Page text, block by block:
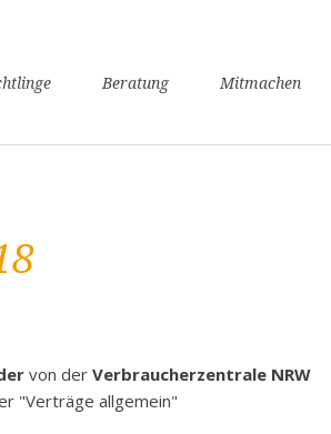
und Geburt
Beratung Mitmachen
von der Verbraucherzentrale NRW
"Verträge allgemein"